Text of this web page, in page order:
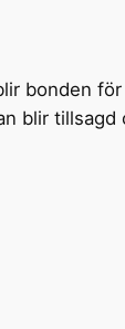
bonden
blir